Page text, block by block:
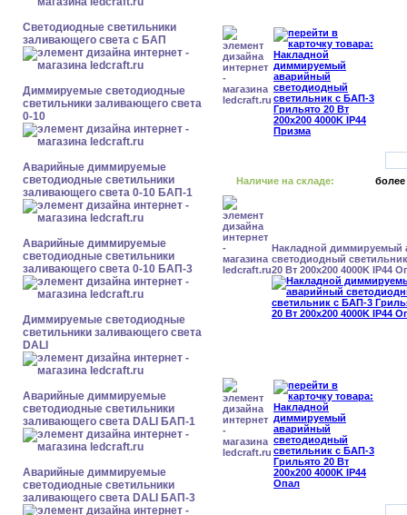
Светодиодные светильники
заливающего света с БАП
Диммируемые светодиодные
светильники заливающего света
0-10
Аварийные диммируемые
светодиодные светильники
заливающего света 0-10 БАП-1
Аварийные диммируемые
светодиодные светильники
заливающего света 0-10 БАП-3
Диммируемые светодиодные
светильники заливающего света
DALI
Аварийные диммируемые
светодиодные светильники
заливающего света DALI БАП-1
Аварийные диммируемые
светодиодные светильники
заливающего света DALI БАП-3
Наличие на складе: более
Накладной диммируемый
светодиодный
20 Вт 200x200 4000K IP44